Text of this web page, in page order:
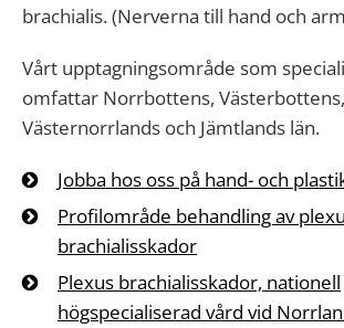
brachialis. (Nerverna till hand och
Vårt upptagningsområde som
omfattar Norrbottens, Västerbottens,
Västernorrlands och Jämtlands län.
Jobba hos oss på hand- och
Profilområde behandling av
brachialisskador
Plexus brachialisskador, nationell
högspecialiserad vård vid